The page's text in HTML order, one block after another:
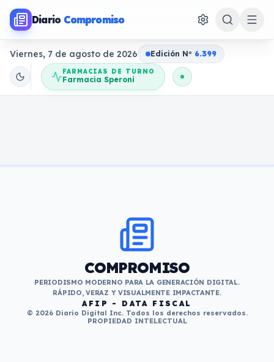
Diario Compromiso
Viernes, 7 de agosto de 2026 Edición No 6.399
FARMACIAS DE TURNO
Farmacia Speroni
COMPROMISO
PERIODISMO MODERNO PARA LA GENERACIÓN DIGITAL.
RÁPIDO, VERAZ Y VISUALMENTE IMPACTANTE.
AFIP - DATA FISCAL
© 2026 Diario Digital Inc. Todos los derechos reservados.
PROPIEDAD INTELECTUAL